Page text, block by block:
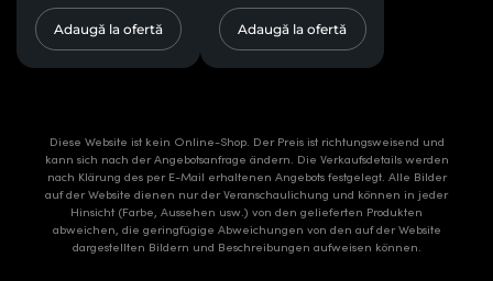
Adaugă la ofertă Adaugă la ofertă
Diese Website ist kein Online-Shop. Der Preis ist richtungsweisend und
kann sich nach der Angebotsanfrage ändern. Die Verkaufsdetails werden
nach Klärung des per E-Mail erhaltenen Angebots festgelegt. Alle Bilder
auf der Website dienen nur der Veranschaulichung und können in jeder
Hinsicht (Farbe, Aussehen usw.) von den gelieferten Produkten
abweichen, die geringfügige Abweichungen von den auf der Website
dargestellten Bildern und Beschreibungen aufweisen können.